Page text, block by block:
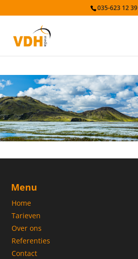
035-623 12 39
modern
Menu
Home
Tarieven
Over ons
Referenties
Contact